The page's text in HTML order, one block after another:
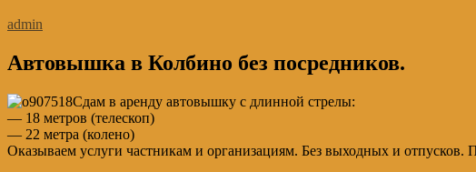
admin
Автовышка в Колбино без посредников.
Сдам в аренду автовышку с длинной стрелы:
— 18 метров (телескоп)
— 22 метра (колено)
Оказываем услуги частникам и организациям. Без выходных и отпусков.